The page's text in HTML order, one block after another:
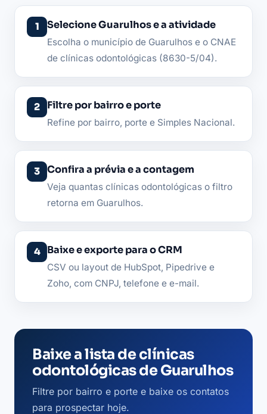
Selecione Guarulhos e a atividade
Escolha o município de Guarulhos e o CNAE
de clínicas odontológicas (8630-5/04).
Filtre por bairro e porte
Refine por bairro, porte e Simples Nacional.
Confira a prévia e a contagem
Veja quantas clínicas odontológicas o filtro
retorna em Guarulhos.
Baixe e exporte para o CRM
CSV ou layout de HubSpot, Pipedrive e
Zoho, com CNPJ, telefone e e-mail.
Baixe a lista de clínicas
odontológicas de Guarulhos
Filtre por bairro e porte e baixe os contatos
para prospectar hoje.